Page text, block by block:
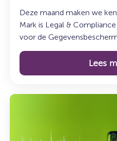
Deze maand maken we
Mark is Legal &
voor de
Lees
Lees